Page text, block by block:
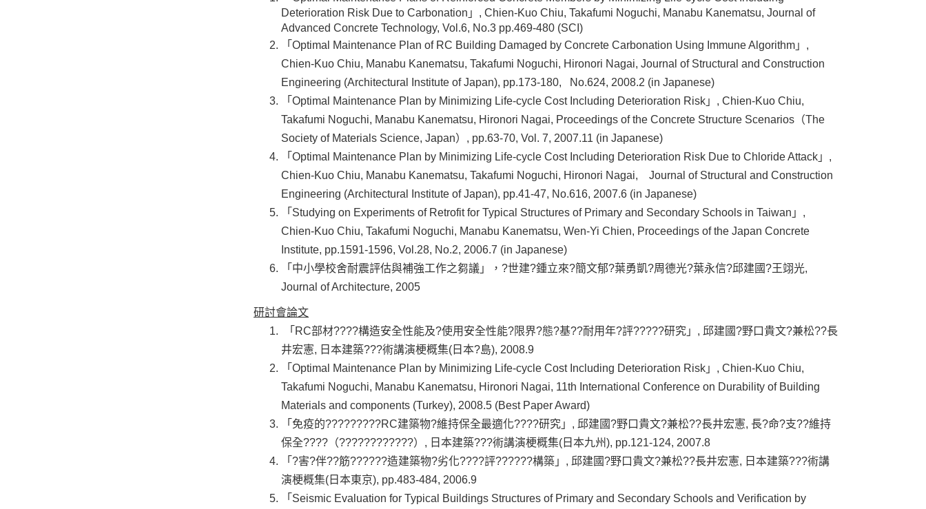
Deterioration Risk Due to Carbonation」, Chien-Kuo Chiu, Takafumi Noguchi, Manabu Kanematsu, Journal of
Advanced Concrete Technology, Vol.6, No.3 pp.469-480 (SCI)
「Optimal Maintenance Plan of RC Building Damaged by Concrete Carbonation Using Immune Algorithm」,
Chien-Kuo Chiu, Manabu Kanematsu, Takafumi Noguchi, Hironori Nagai, Journal of Structural and Construction
Engineering (Architectural Institute of Japan), pp.173-180, No.624, 2008.2 (in Japanese)
「Optimal Maintenance Plan by Minimizing Life-cycle Cost Including Deterioration Risk」, Chien-Kuo Chiu,
Takafumi Noguchi, Manabu Kanematsu, Hironori Nagai, Proceedings of the Concrete Structure Scenarios（The
Society of Materials Science, Japan）, pp.63-70, Vol. 7, 2007.11 (in Japanese)
「Optimal Maintenance Plan by Minimizing Life-cycle Cost Including Deterioration Risk Due to Chloride Attack」,
Chien-Kuo Chiu, Manabu Kanematsu, Takafumi Noguchi, Hironori Nagai, Journal of Structural and Construction
Engineering (Architectural Institute of Japan), pp.41-47, No.616, 2007.6 (in Japanese)
「Studying on Experiments of Retrofit for Typical Structures of Primary and Secondary Schools in Taiwan」,
Chien-Kuo Chiu, Takafumi Noguchi, Manabu Kanematsu, Wen-Yi Chien, Proceedings of the Japan Concrete
Institute, pp.1591-1596, Vol.28, No.2, 2006.7 (in Japanese)
「中小學校舍耐震評估與補強工作之芻議」，?世建?鍾立來?簡文郁?葉勇凱?周德光?葉永信?邱建國?王翊光,
Journal of Architecture, 2005
研討會論文
「RC部材????構造安全性能及?使用安全性能?限界?態?基??耐用年?評?????研究」, 邱建國?野口貴文?兼松??長
井宏憲, 日本建築???術講演梗概集(日本?島), 2008.9
「Optimal Maintenance Plan by Minimizing Life-cycle Cost Including Deterioration Risk」, Chien-Kuo Chiu,
Takafumi Noguchi, Manabu Kanematsu, Hironori Nagai, 11th International Conference on Durability of Building
Materials and components (Turkey), 2008.5 (Best Paper Award)
「免疫的?????????RC建築物?維持保全最適化????研究」, 邱建國?野口貴文?兼松??長井宏憲, 長?命?支??維持
保全????（????????????）, 日本建築???術講演梗概集(日本九州), pp.121-124, 2007.8
「?害?伴??筋??????造建築物?劣化????評??????構築」, 邱建國?野口貴文?兼松??長井宏憲, 日本建築???術講
演梗概集(日本東京), pp.483-484, 2006.9
「Seismic Evaluation for Typical Buildings Structures of Primary and Secondary Schools and Verification by